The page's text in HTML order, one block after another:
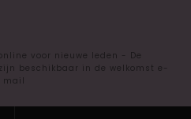
voor nieuwe leden - De
beschikbaar in de welkomst e-
mail